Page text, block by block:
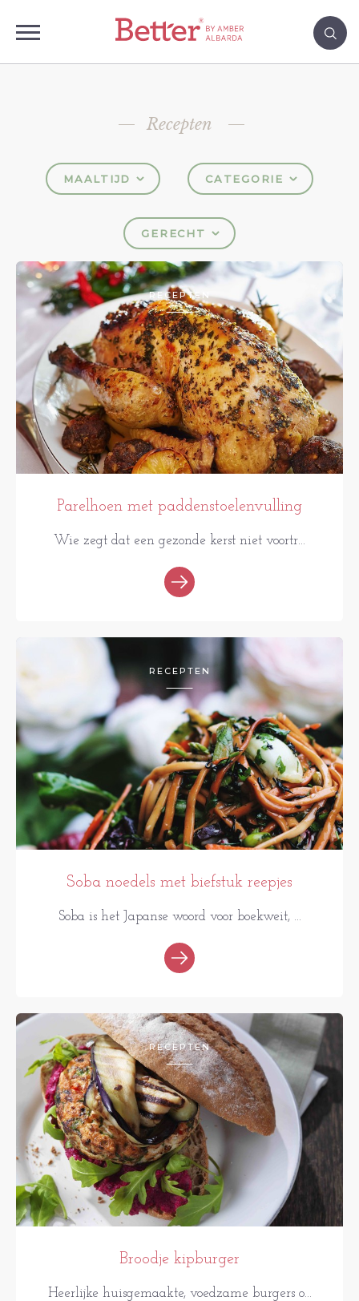
Recepten
MAALTIJD CATEGORIE
GERECHT
RECEPTEN
Parelhoen met paddenstoelenvulling
Wie zegt dat een gezonde kerst niet voortr...
RECEPTEN
Soba noedels met biefstuk reepjes
Soba is het Japanse woord voor boekweit, ...
RECEPTEN
Broodje kipburger
Heerlijke huisgemaakte, voedzame burgers o...